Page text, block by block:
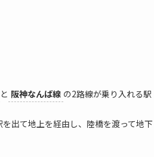
と 阪神なんば線 の2路線が乗り入れる駅
出て地上を経由し、陸橋を渡って地下